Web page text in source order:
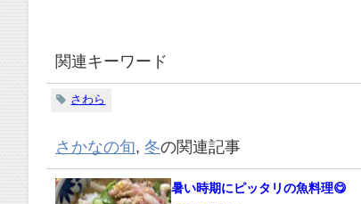
関連キーワード
さわら
さかなの旬, 冬の関連記事
暑い時期にピッタリの魚料理😋